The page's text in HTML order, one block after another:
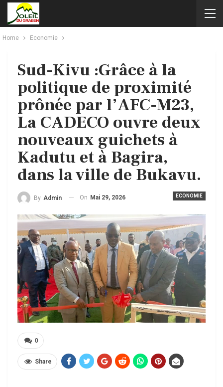
Home Economie
Sud-Kivu :Grâce à la
politique de proximité
prônée par l’AFC-M23,
La CADECO ouvre deux
nouveaux guichets à
Kadutu et à Bagira,
dans la ville de Bukavu.
ECONOMIE
By Admin On Mai 29, 2026
0
Share